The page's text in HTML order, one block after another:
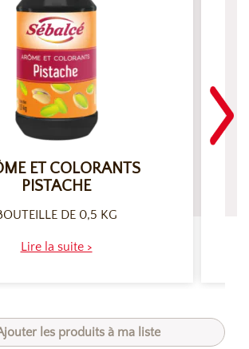
ET COLORANTS
PISTACHE
DE 0,5 KG
Lire la suite >
les produits à ma liste